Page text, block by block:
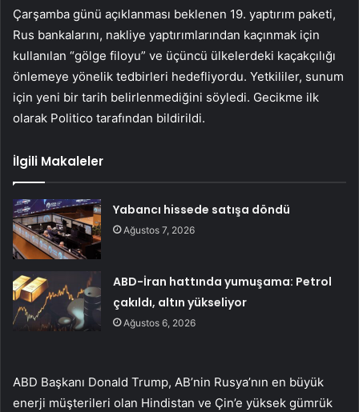
Çarşamba günü açıklanması beklenen 19. yaptırım paketi,
Rus bankalarını, nakliye yaptırımlarından kaçınmak için
kullanılan “gölge filoyu” ve üçüncü ülkelerdeki kaçakçılığı
önlemeye yönelik tedbirleri hedefliyordu. Yetkililer, sunum
için yeni bir tarih belirlenmediğini söyledi. Gecikme ilk
olarak Politico tarafından bildirildi.
İlgili Makaleler
Yabancı hissede satışa döndü
Ağustos 7, 2026
ABD-İran hattında yumuşama: Petrol
çakıldı, altın yükseliyor
Ağustos 6, 2026
ABD Başkanı Donald Trump, AB’nin Rusya’nın en büyük
enerji müşterileri olan Hindistan ve Çin’e yüksek gümrük